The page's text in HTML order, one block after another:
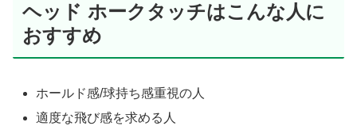
ヘッド ホークタッチはこんな人に
おすすめ
ホールド感/球持ち感重視の人
適度な飛び感を求める人